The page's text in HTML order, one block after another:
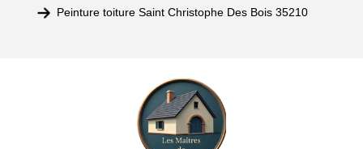
Peinture toiture Saint Christophe Des Bois 35210